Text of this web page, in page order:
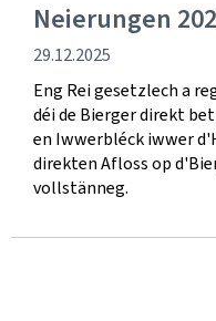
Neierungen
Verëffentlechungsdatum
29.12.2025
Eng Rei gesetzlech a
déi de Bierger direkt
en Iwwerbléck iwwer
direkten Afloss op
vollstänneg.